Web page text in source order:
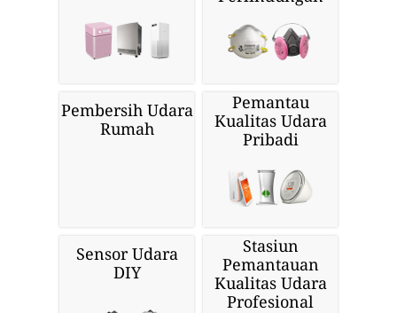
Pembersih Udara
Rumah
Pemantau
Kualitas Udara
Pribadi
Sensor Udara
DIY
Stasiun
Pemantauan
Kualitas Udara
Profesional